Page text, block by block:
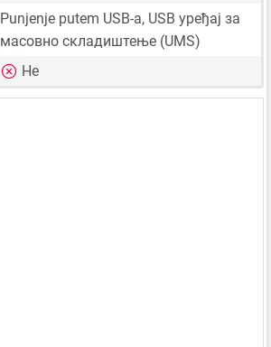
Punjenje putem USB-a, USB уређај за
масовно складиштење (UMS)
Не